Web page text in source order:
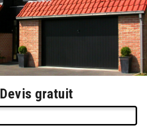
Devis gratuit